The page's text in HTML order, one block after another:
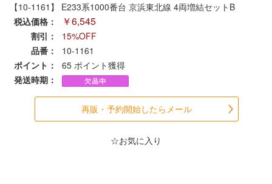
お問い合せ
ログイン/マイページ
お気に入りリスト
【10-1161】 E233系1000番台 京浜東北線 4両増結セットB
税込価格：
￥6,545
割引：
15%OFF
品番：
10-1161
ポイント：
65 ポイント獲得
発送時期：
再販・予約開始したらメール
☆お気に入り